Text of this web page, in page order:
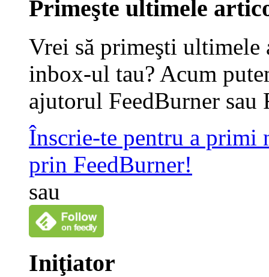
Primeşte ultimele
Vrei să primeşti
inbox-ul tau? Acum
ajutorul FeedBurner sau
Înscrie-te pentru a primi
prin FeedBurner!
sau
Iniţiator